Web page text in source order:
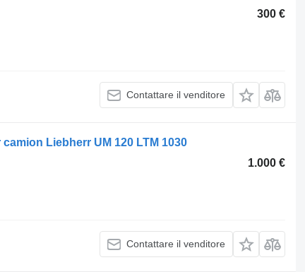
300 €
Contattare il venditore
Liebherr UM 120 LTM 1030
1.000 €
Contattare il venditore